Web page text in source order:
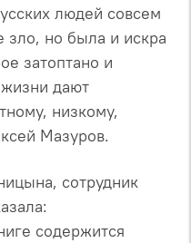
людей совсем
но была и искра
затоптано и
дают
низкому,
Мазуров.
сотрудник
содержится